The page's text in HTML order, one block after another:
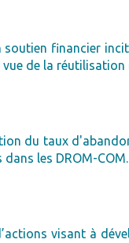
financier
de la réutilisation
du taux
les DROM-COM.
visant à